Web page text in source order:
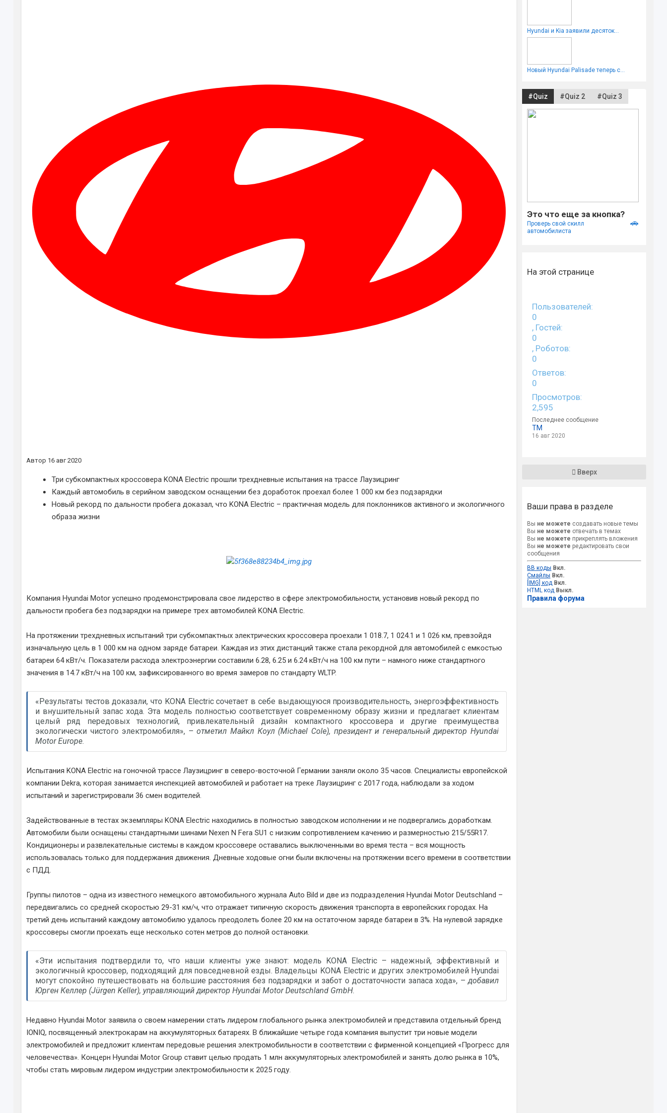
Автор 16 авг 2020
Три субкомпактных кроссовера KONA Electric прошли трехдневные испытания на трассе Лаузицринг
Каждый автомобиль в серийном заводском оснащении без доработок проехал более 1 000 км без подзарядки
Новый рекорд по дальности пробега доказал, что KONA Electric – практичная модель для поклонников активного и экологичного
образа жизни
Компания Hyundai Motor успешно продемонстрировала свое лидерство в сфере электромобильности, установив новый рекорд по
дальности пробега без подзарядки на примере трех автомобилей KONA Electric.
На протяжении трехдневных испытаний три субкомпактных электрических кроссовера проехали 1 018.7, 1 024.1 и 1 026 км, превзойдя
изначальную цель в 1 000 км на одном заряде батареи. Каждая из этих дистанций также стала рекордной для автомобилей с емкостью
батареи 64 кВт/ч. Показатели расхода электроэнергии составили 6.28, 6.25 и 6.24 кВт/ч на 100 км пути – намного ниже стандартного
значения в 14.7 кВт/ч на 100 км, зафиксированного во время замеров по стандарту WLTP.
«Результаты тестов доказали, что KONA Electric сочетает в себе выдающуюся производительность, энергоэффективность
и внушительный запас хода. Эта модель полностью соответствует современному образу жизни и предлагает клиентам
целый ряд передовых технологий, привлекательный дизайн компактного кроссовера и другие преимущества
экологически чистого электромобиля», –отметил Майкл Коул (Michael Cole), президент и генеральный директор Hyundai
Motor Europe.
Испытания KONA Electric на гоночной трассе Лаузицринг в северо-восточной Германии заняли около 35 часов. Специалисты европейской
компании Dekra, которая занимается инспекцией автомобилей и работает на треке Лаузицринг с 2017 года, наблюдали за ходом
испытаний и зарегистрировали 36 смен водителей.
Задействованные в тестах экземпляры KONA Electric находились в полностью заводском исполнении и не подвергались доработкам.
Автомобили были оснащены стандартными шинами Nexen N Fera SU1 с низким сопротивлением качению и размерностью 215/55R17.
Кондиционеры и развлекательные системы в каждом кроссовере оставались выключенными во время теста – вся мощность
использовалась только для поддержания движения. Дневные ходовые огни были включены на протяжении всего времени в соответствии
с ПДД.
Группы пилотов – одна из известного немецкого автомобильного журнала Auto Bild и две из подразделения Hyundai Motor Deutschland –
передвигались со средней скоростью 29-31 км/ч, что отражает типичную скорость движения транспорта в европейских городах. На
третий день испытаний каждому автомобилю удалось преодолеть более 20 км на остаточном заряде батареи в 3%. На нулевой зарядке
кроссоверы смогли проехать еще несколько сотен метров до полной остановки.
«Эти испытания подтвердили то, что наши клиенты уже знают: модель KONA Electric – надежный, эффективный и
экологичный кроссовер, подходящий для повседневной езды. Владельцы KONA Electric и других электромобилей Hyundai
могут спокойно путешествовать на большие расстояния без подзарядки и забот о достаточности запаса хода», –добавил
Юрген Келлер (Jürgen Keller), управляющий директор Hyundai Motor Deutschland GmbH.
Недавно Hyundai Motor заявила о своем намерении стать лидером глобального рынка электромобилей и представила отдельный бренд
IONIQ, посвященный электрокарам на аккумуляторных батареях. В ближайшие четыре года компания выпустит три новые модели
электромобилей и предложит клиентам передовые решения электромобильности в соответствии с фирменной концепцией «Прогресс для
человечества». Концерн Hyundai Motor Group ставит целью продать 1 млн аккумуляторных электромобилей и занять долю рынка в 10%,
чтобы стать мировым лидером индустрии электромобильности к 2025 году.
Hyundai и Kia заявили десяток...
Новый Hyundai Palisade теперь с...
#Quiz #Quiz 2 #Quiz 3
Это что еще за кнопка?
Проверь свой скилл
автомобилиста
🚗
На этой странице
Пользователей:
0
, Гостей:
0
, Роботов:
0
Ответов:
0
Просмотров:
2,595
Последнее сообщение
TM
16 авг 2020
Вверх
Ваши права в разделе
Вы не можете создавать новые темы
Вы не можете отвечать в темах
Вы не можете прикреплять вложения
Вы не можете редактировать свои
сообщения
BB коды Вкл.
Смайлы Вкл.
[IMG] код Вкл.
HTML код Выкл.
Правила форума